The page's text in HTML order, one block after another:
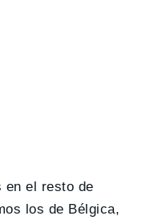
en el resto de
los de Bélgica,